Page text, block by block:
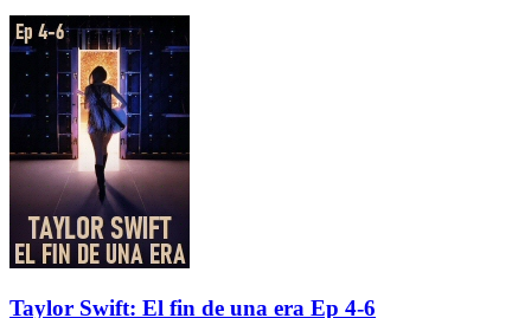
Taylor Swift: El fin de una era Ep 4-6